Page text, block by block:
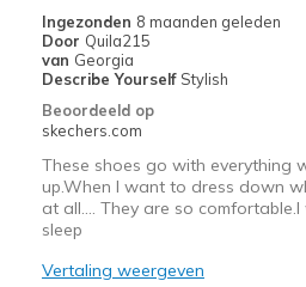
Travel
Width
Sizing
View On Shoes
I'm Into Shoes
Ingezonden 8 maanden geleden
Door Quila215
van Georgia
Describe Yourself Stylish
Beoordeeld op
skechers.com
These shoes go with everything
up.When I want to dress down
at all.... They are so
sleep
Vertaling weergeven